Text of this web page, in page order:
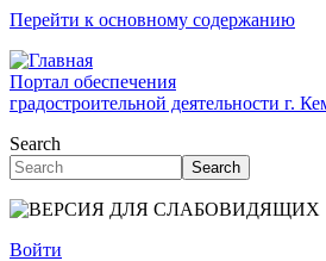
Перейти к основному содержанию
Портал обеспечения
градостроительной деятельности г.
Search
Search
Войти